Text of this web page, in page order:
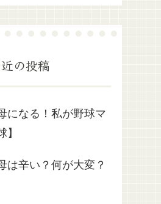
の投稿
になる！私が野球マ
は辛い？何が大変？